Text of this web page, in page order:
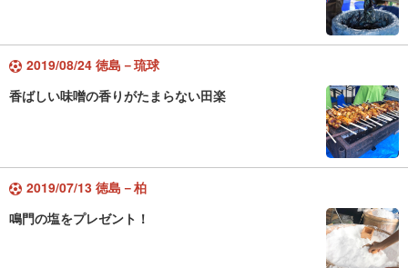
2019/08/24 徳島－琉球
香ばしい味噌の香りがたまらない田楽
2019/07/13 徳島－柏
鳴門の塩をプレゼント！